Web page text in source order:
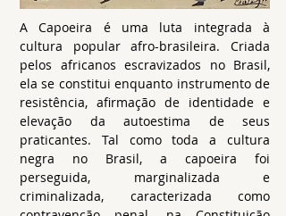
A Capoeira é uma luta integrada à
cultura popular afro-brasileira. Criada
pelos africanos escravizados no Brasil,
ela se constitui enquanto instrumento de
resistência, afirmação de identidade e
elevação da autoestima de seus
praticantes. Tal como toda a cultura
negra no Brasil, a capoeira foi
perseguida, marginalizada e
criminalizada, caracterizada como